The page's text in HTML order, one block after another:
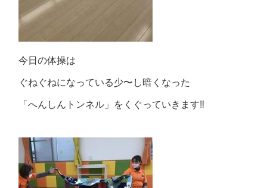
今日の体操は
ぐねぐねになっている少〜し暗くなった
「へんしんトンネル」をくぐっていきます‼️